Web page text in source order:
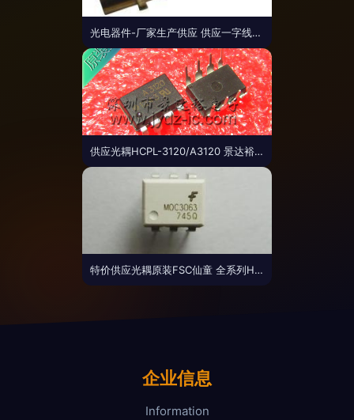
光电器件-厂家生产供应 供应一字线激光模组_商务联盟
供应光耦HCPL-3120/A3120 景达裕电子打造原装正品新标杆
特价供应光耦原装FSC仙童 全系列HCPL-2531 2531 品质与性价比之选
企业信息
Information